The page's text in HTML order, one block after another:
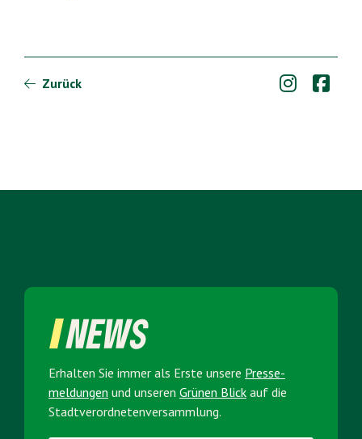
 Zurück  
NEWS
Erhalten Sie immer als Erste unsere Presse­
meldungen und unseren Grünen Blick auf die
Stadt­verordneten­versammlung.